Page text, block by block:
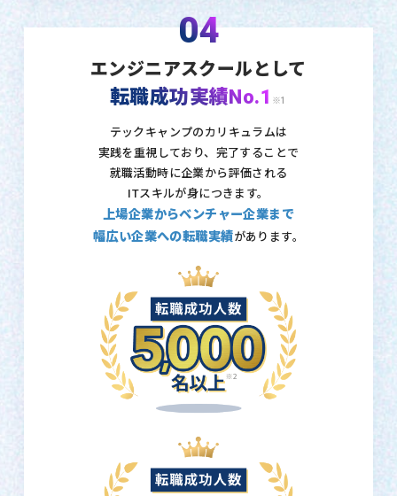
04
エンジニアスクールとして
転職成功実績No.1 ※1
テックキャンプのカリキュラムは
実践を重視しており、 完了することで
就職活動時に企業から評価される
ITスキルが身につきます。
上場企業からベンチャー企業まで
幅広い企業への転職実績があります。